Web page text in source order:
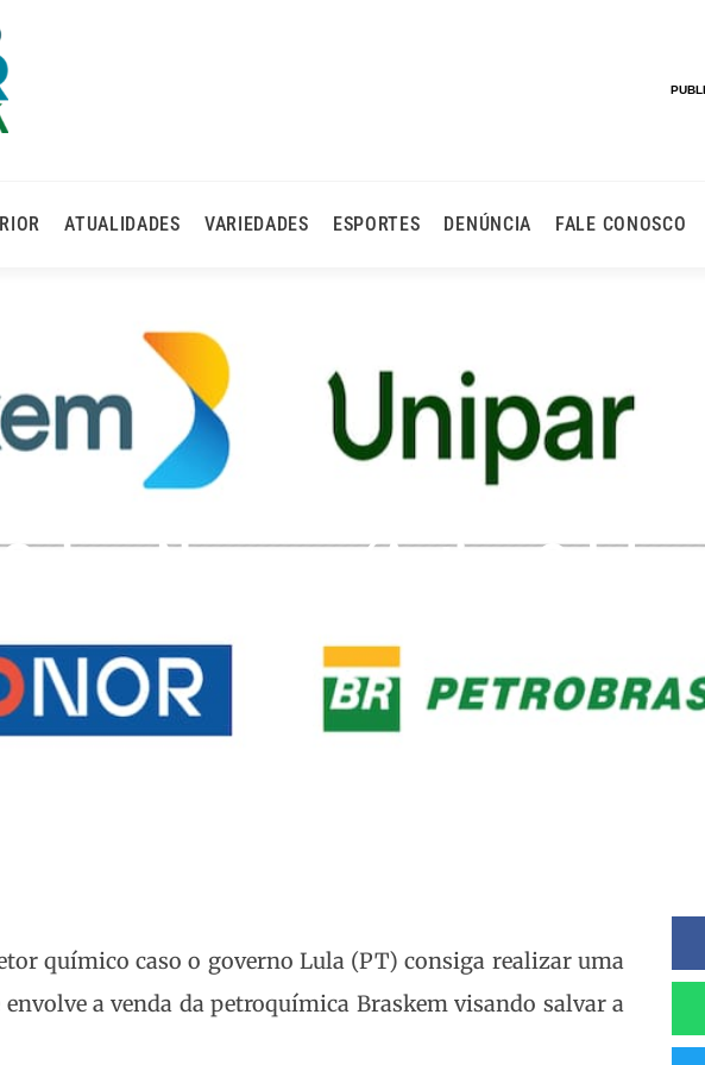
ATUALIDADES VARIEDADES ESPORTES DENÚNCIA FALE CONOSCO
Pretende Estatizar Parte Da
Salvar Novonor (antiga
químico caso o governo Lula (PT) consiga realizar uma
a venda da petroquímica Braskem visando salvar a